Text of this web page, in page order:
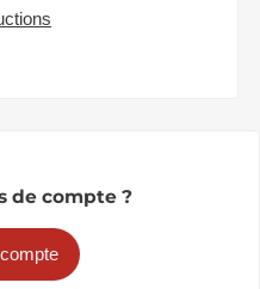
de compte ?